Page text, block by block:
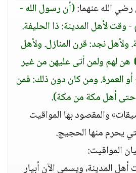
الله عنهما:(أن رسول الله -
وقت لأهل المدينة: ذا الحليفة.
ولأهل نجد: قرن المنازل. ولأهل
يلملم. ⦗١٥٠⦘ هن لهم ولمن أتى عليهن من غير
أو العمرة. ومن كان دون ذلك: فمن
أهل مكة من مكة).
والمقصود بها المواقيت
يحرم منها الحجيج.
المواقيت:
أهل المدينة، ويسمى الآن أبيار